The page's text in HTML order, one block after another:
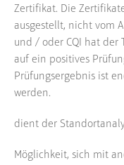
Zertifikat. Die
ausgestellt, nicht vom
und / oder CQI hat der
auf ein positives
Prüfungsergebnis ist
werden.
dient der
Möglichkeit, sich mit